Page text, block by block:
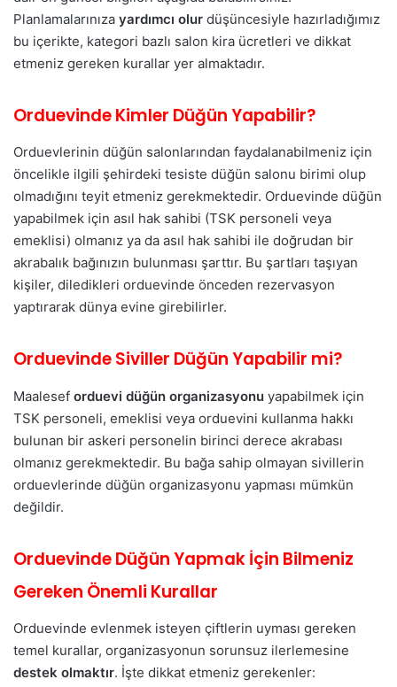
Planlamalarınıza yardımcı olur düşüncesiyle hazırladığımız
bu içerikte, kategori bazlı salon kira ücretleri ve dikkat
etmeniz gereken kurallar yer almaktadır.
Orduevinde Kimler Düğün Yapabilir?
Orduevlerinin düğün salonlarından faydalanabilmeniz için
öncelikle ilgili şehirdeki tesiste düğün salonu birimi olup
olmadığını teyit etmeniz gerekmektedir. Orduevinde düğün
yapabilmek için asıl hak sahibi (TSK personeli veya
emeklisi) olmanız ya da asıl hak sahibi ile doğrudan bir
akrabalık bağınızın bulunması şarttır. Bu şartları taşıyan
kişiler, diledikleri orduevinde önceden rezervasyon
yaptırarak dünya evine girebilirler.
Orduevinde Siviller Düğün Yapabilir mi?
Maalesef orduevi düğün organizasyonu yapabilmek için
TSK personeli, emeklisi veya orduevini kullanma hakkı
bulunan bir askeri personelin birinci derece akrabası
olmanız gerekmektedir. Bu bağa sahip olmayan sivillerin
orduevlerinde düğün organizasyonu yapması mümkün
değildir.
Orduevinde Düğün Yapmak İçin Bilmeniz
Gereken Önemli Kurallar
Orduevinde evlenmek isteyen çiftlerin uyması gereken
temel kurallar, organizasyonun sorunsuz ilerlemesine
destek olmaktır. İşte dikkat etmeniz gerekenler: